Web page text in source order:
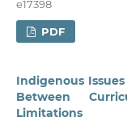
e17398
PDF
Indigenous
Between
Limitations